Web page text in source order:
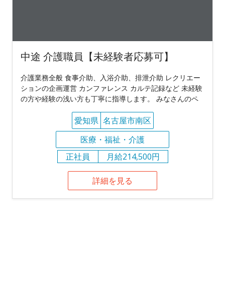
中途 介護職員【未経験者応募可】
介護業務全般 食事介助、入浴介助、排泄介助 レクリエー
ションの企画運営 カンファレンス カルテ記録など 未経験
の方や経験の浅い方も丁寧に指導します。 みなさんのペ
愛知県 名古屋市南区
医療・福祉・介護
正社員
月給214,500円
詳細を見る